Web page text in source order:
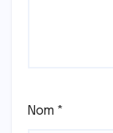
Nom *